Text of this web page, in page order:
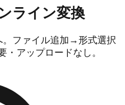
ライン変換
。ファイル追加→形式選択
アップロードなし。